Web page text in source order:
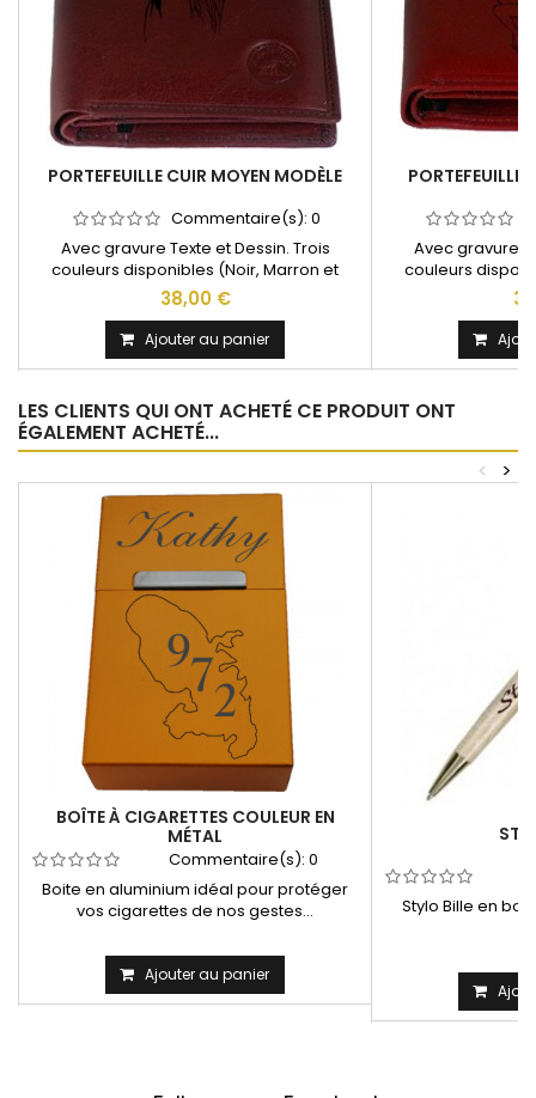
PORTEFEUILLE CUIR MOYEN MODÈLE
Commentaire(s): 0
Avec gravure Texte et Dessin. Trois
couleurs disponibles (Noir, Marron et
Rouge)
38,00 €
Ajouter au panier
PORTEFEUILLE
Avec gravure
couleurs
LES CLIENTS QUI ONT ACHETÉ CE PRODUIT ONT
ÉGALEMENT ACHETÉ...
>
<
BOÎTE À CIGARETTES COULEUR EN
MÉTAL
Commentaire(s): 0
Boite en aluminium idéal pour protéger
vos cigarettes de nos gestes...
Ajouter au panier
Stylo Bille en